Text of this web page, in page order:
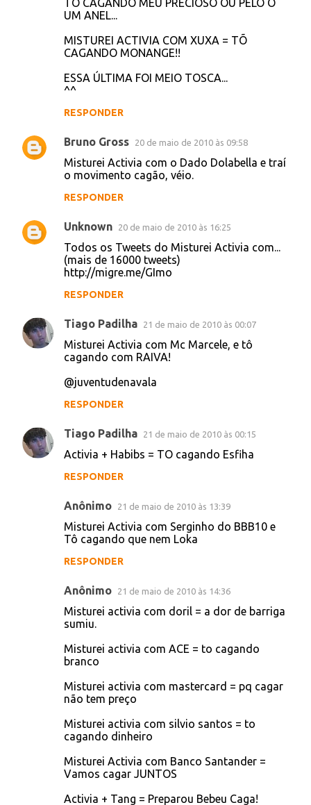
CAGANDO COCÔ (CHANEL)!!
MISTUREI ACTIVIA COM VIAGRA = TÔ
CAGANDO DURO!!
MISTUREI ACTIVIA COM STEPHANIE MEYER
= TÔ CAGANDO CREPÚSCULO!!
MISTUREI ACTIVIA COM BLACK EYED PEAS
= T-Ô C-A-G-A-N-D-O!!
Tenho muitas outras anotadas, só não me
lembro agora!!!
RESPONDER
mais um:
MISTUREI ACTIVIA COM J. R. R. TOLKIEN =
TÔ CAGANDO MEU PRECIOSO OU PELO O
UM ANEL...
MISTUREI ACTIVIA COM XUXA = TÕ
ESSA ÚLTIMA FOI MEIO TOSCA...
^^
RESPONDER
o movimento cagão, véio.
RESPONDER
Unknown 20 de maio de 2010 às 16:25
Todos os Tweets do Misturei Activia com...
(mais de 16000 tweets)
http://migre.me/GImo
RESPONDER
Misturei Activia com Mc Marcele, e tô
cagando com RAIVA!
RESPONDER
Tiago Padilha 21 de maio de 2010 às 00:15
Activia + Habibs = TO cagando Esfiha
RESPONDER
Anônimo 21 de maio de 2010 às 13:39
Misturei Activia com Serginho do BBB10 e